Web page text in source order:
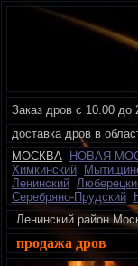
Заказ дров с 10.00 до
доставка дров в
МОСКВА
НОВАЯ
Химкинский
Ленинский
Серебряно-Прудский
Ленинский
продажа дров